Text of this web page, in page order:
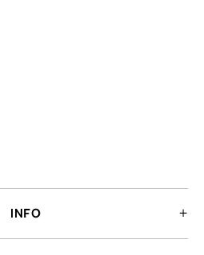
INFO